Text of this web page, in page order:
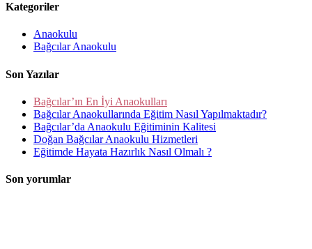
Kategoriler
Anaokulu
Bağcılar Anaokulu
Son Yazılar
Bağcılar’ın En İyi Anaokulları
Bağcılar Anaokullarında Eğitim Nasıl Yapılmaktadır?
Bağcılar’da Anaokulu Eğitiminin Kalitesi
Doğan Bağcılar Anaokulu Hizmetleri
Eğitimde Hayata Hazırlık Nasıl Olmalı ?
Son yorumlar